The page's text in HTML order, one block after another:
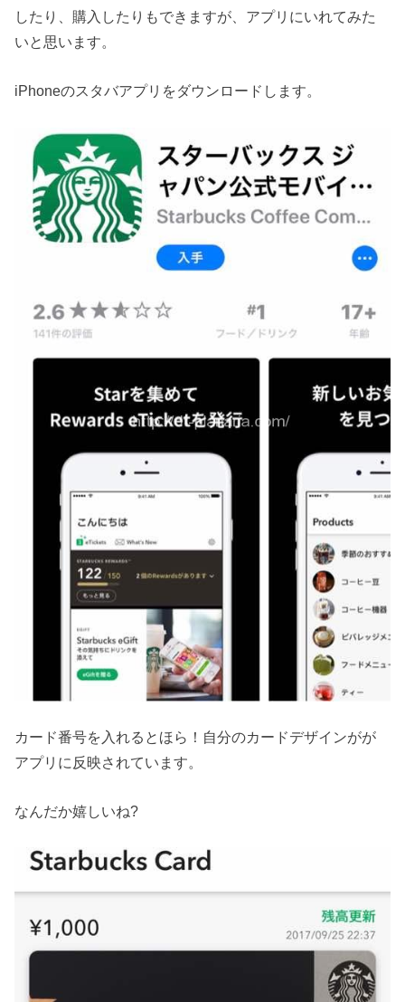
したり、購入したりもできますが、アプリにいれてみた
いと思います。
iPhoneのスタバアプリをダウンロードします。
カード番号を入れるとほら！自分のカードデザインがが
アプリに反映されています。
なんだか嬉しいね?